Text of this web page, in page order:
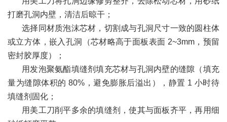
打磨孔洞内壁，清洁后晾干；
选择同材质泡沫芯材，切割成与孔洞尺寸一致的圆柱体
或立方体，嵌入孔洞（芯材略高于面板表面 2~3mm，预留
密封胶厚度）；
用发泡聚氨酯填缝剂填充芯材与孔洞内壁的缝隙（填充
量为缝隙体积的 80%，避免膨胀后溢出），静置 1 小时待
填缝剂固化；
用美工刀削平多余的填缝剂，使其与面板齐平，再用细